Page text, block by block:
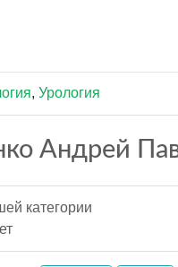
, Урология
Андрей
категории